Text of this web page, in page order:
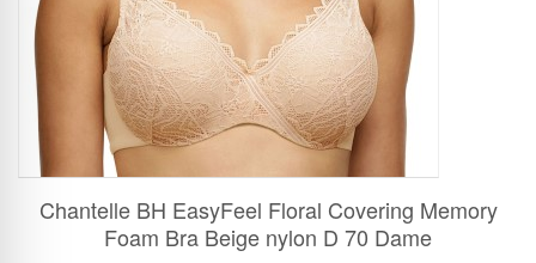
Chantelle BH EasyFeel Floral Covering Memory
Foam Bra Beige nylon D 70 Dame